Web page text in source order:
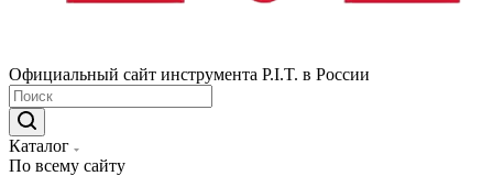
Официальный сайт инструмента P.I.T. в России
Каталог
По всему сайту